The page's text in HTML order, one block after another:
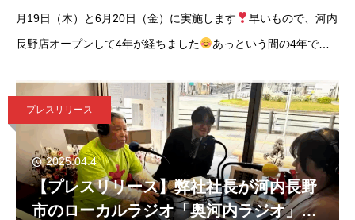
月19日（木）と6月20日（金）に実施します
早いもので、河内
長野店オープンして4年が経ちました
あっという間の4年で、
な皆
プレスリリース
2025.04.4
【プレスリリース】弊社社長が河内長野
市のローカルラジオ「奥河内ラジオ」に